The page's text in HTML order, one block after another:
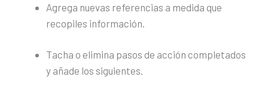
Agrega nuevas referencias a medida que
recopiles información.
Tacha o elimina pasos de acción completados
y añade los siguientes.